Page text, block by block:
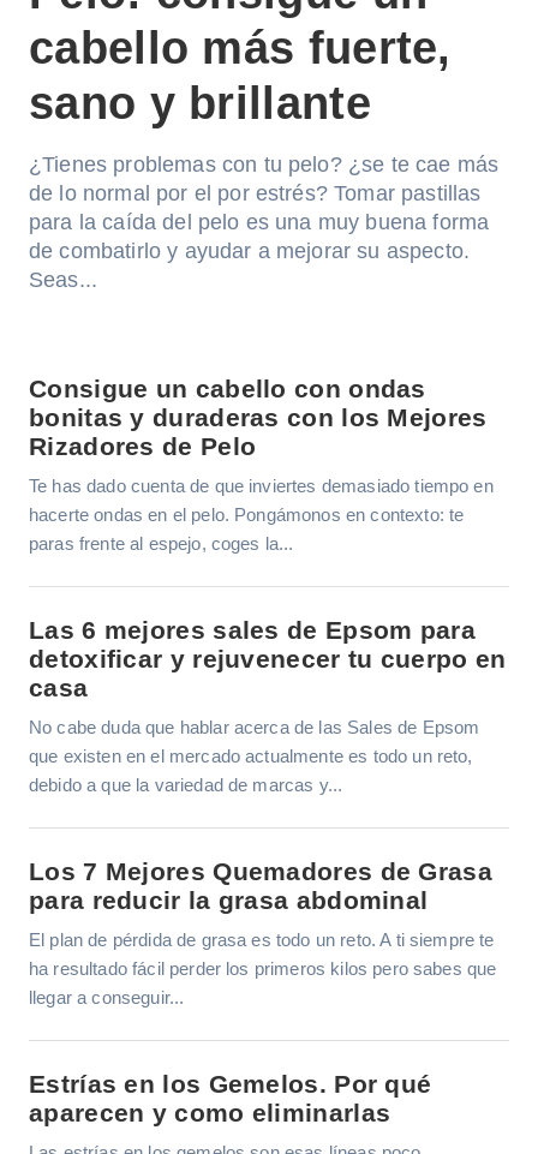
cabello más fuerte,
sano y brillante
¿Tienes problemas con tu pelo? ¿se te cae más
de lo normal por el por estrés? Tomar pastillas
para la caída del pelo es una muy buena forma
de combatirlo y ayudar a mejorar su aspecto.
Seas...
Consigue un cabello con ondas
bonitas y duraderas con los Mejores
Rizadores de Pelo
Te has dado cuenta de que inviertes demasiado tiempo en
hacerte ondas en el pelo. Pongámonos en contexto: te
paras frente al espejo, coges la...
Las 6 mejores sales de Epsom para
detoxificar y rejuvenecer tu cuerpo en
casa
No cabe duda que hablar acerca de las Sales de Epsom
que existen en el mercado actualmente es todo un reto,
debido a que la variedad de marcas y...
Los 7 Mejores Quemadores de Grasa
para reducir la grasa abdominal
El plan de pérdida de grasa es todo un reto. A ti siempre te
ha resultado fácil perder los primeros kilos pero sabes que
llegar a conseguir...
Estrías en los Gemelos. Por qué
aparecen y como eliminarlas